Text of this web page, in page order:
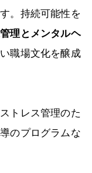
。持続可能性を
理とメンタルヘ
職場文化を醸成
トレス管理のた
のプログラムな